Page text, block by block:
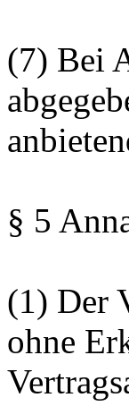
(7) Bei
§ 5
(1) Der
ohne